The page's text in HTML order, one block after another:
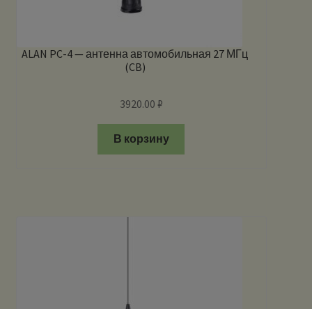
ALAN PC-4 — антенна автомобильная 27 МГц
(CB)
3920.00 ₽
В корзину